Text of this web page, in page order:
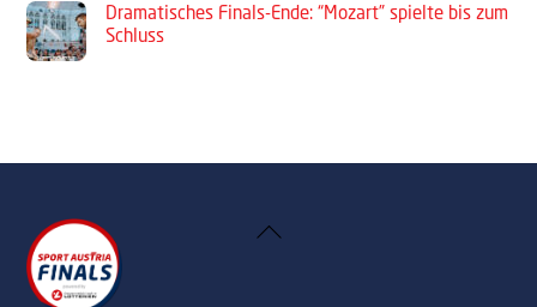
Dramatisches Finals-Ende: “Mozart” spielte bis zum
Schluss
Back